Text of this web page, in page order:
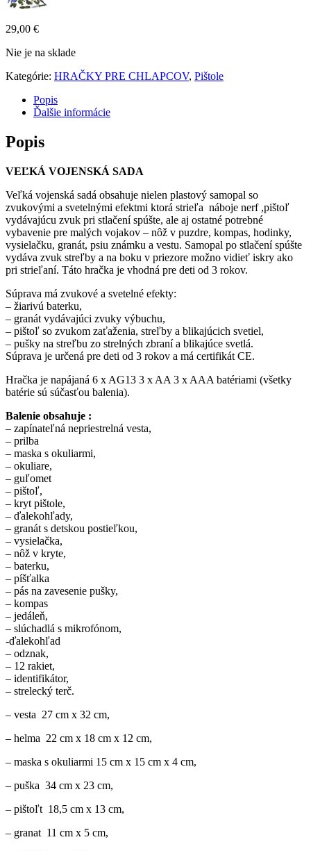
29,00 €
Nie je na sklade
Kategórie: HRAČKY PRE CHLAPCOV, Pištole
Popis
Ďalšie informácie
Popis
VEĽKÁ VOJENSKÁ SADA
Veľká vojenská sadá obsahuje nielen plastový samopal so
zvukovými a svetelnými efektmi ktorá strieľa náboje nerf ,pištoľ
vydávajúcu zvuk pri stlačení spúšte, ale aj ostatné potrebné
vybavenie pre malých vojakov – nôž v puzdre, kompas, hodinky,
vysielačku, granát, psiu známku a vestu. Samopal po stlačení spúšte
vydáva zvuk streľby a na boku v priezore možno vidieť iskry ako
pri strieľaní. Táto hračka je vhodná pre deti od 3 rokov.
Súprava má zvukové a svetelné efekty:
– žiarivú baterku,
– granát vydávajúci zvuky výbuchu,
– pištoľ so zvukom zaťaženia, streľby a blikajúcich svetiel,
– pušky na streľbu zo strelných zbraní a blikajúce svetlá.
Súprava je určená pre deti od 3 rokov a má certifikát CE.
Hračka je napájaná 6 x AG13 3 x AA 3 x AAA batériami (všetky
batérie sú súčasťou balenia).
Balenie obsahuje :
– zapínateľná nepriestrelná vesta,
– prilba
– maska s okuliarmi,
– okuliare,
– guľomet
– pištoľ,
– kryt pištole,
– ďalekohľady,
– granát s detskou postieľkou,
– vysielačka,
– nôž v kryte,
– baterku,
– píšťalka
– pás na zavesenie pušky,
– kompas
– jedáleň,
– slúchadlá s mikrofónom,
-ďalekohľad
– odznak,
– 12 rakiet,
– identifikátor,
– strelecký terč.
– vesta 27 cm x 32 cm,
– helma 22 cm x 18 cm x 12 cm,
– maska s okuliarmi 15 cm x 15 cm x 4 cm,
– puška 34 cm x 23 cm,
– pištoľt 18,5 cm x 13 cm,
– granat 11 cm x 5 cm,